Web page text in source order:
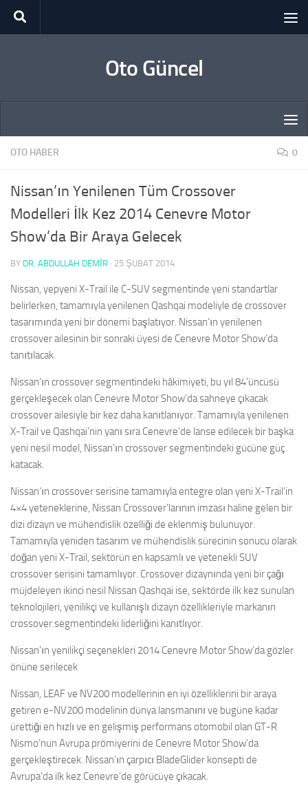
Skip to content
Oto Güncel
OTO HABER 0
Nissan’ın Yenilenen Tüm Crossover
Modelleri İlk Kez 2014 Cenevre Motor
Show’da Bir Araya Gelecek
BY DR. ABDULLAH DEMİR · 25 ŞUBAT 2014
Nissan, yepyeni X-Trail ile C-SUV segmentinde yeni standartlar
belirlerken, tamamıyla yenilenen Qashqai modeliyle de crossover
tasarımında yeni bir dönemi başlatıyor. Nissan’ın yenilenen
crossover ailesinin bir sonraki üyesi de Cenevre Motor Show’da
tanıtılacak.
Nissan’ın crossover segmentindeki hâkimiyeti, bu yıl 84’üncüsü
gerçekleşecek olan Cenevre Motor Show’da sahneye çıkacak
crossover ailesiyle bir kez daha kanıtlanıyor. Tamamıyla yenilenen
X-Trail ve Qashqai’nin yanı sıra Cenevre’de lanse edilecek bir başka
yeni nesil model, Nissan’ın crossover segmentindeki gücüne güç
katacak.
Nissan’ın crossover serisine tamamıyla entegre olan yeni X-Trail’in
4×4 yeteneklerine, Nissan Crossover’larının imzası haline gelen bir
dizi dizayn ve mühendislik özelliği de eklenmiş bulunuyor.
Tamamıyla yeniden tasarım ve mühendislik sürecinin sonucu olarak
doğan yeni X-Trail, sektörün en kapsamlı ve yetenekli SUV
crossover serisini tamamlıyor. Crossover dizaynında yeni bir çağı
müjdeleyen ikinci nesil Nissan Qashqai ise, sektörde ilk kez sunulan
teknolojileri, yenilikçi ve kullanışlı dizayn özellikleriyle markanın
crossover segmentindeki liderliğini kanıtlıyor.
Nissan’ın yenilikçi seçenekleri 2014 Cenevre Motor Show’da gözler
önüne serilecek
Nissan, LEAF ve NV200 modellerinin en iyi özelliklerini bir araya
getiren e-NV200 modelinin dünya lansmanını ve bugüne kadar
ürettiği en hızlı ve en gelişmiş performans otomobil olan GT-R
Nismo’nun Avrupa prömiyerini de Cenevre Motor Show’da
gerçekleştirecek. Nissan’ın çarpıcı BladeGlider konsepti de
Avrupa’da ilk kez Cenevre’de görücüye çıkacak.